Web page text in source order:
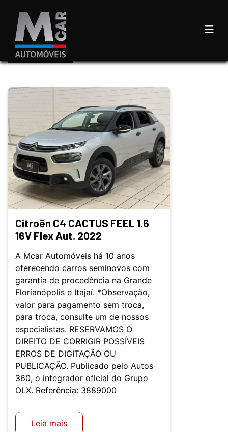
Citroën C4 CACTUS FEEL 1.6
16V Flex Aut. 2022
A Mcar Automóveis há 10 anos
oferecendo carros seminovos com
garantia de procedência na Grande
Florianópolis e Itajaí. *Observação,
valor para pagamento sem troca,
para troca, consulte um de nossos
especialistas. RESERVAMOS O
DIREITO DE CORRIGIR POSSÍVEIS
ERROS DE DIGITAÇÃO OU
PUBLICAÇÃO. Publicado pelo Autos
360, o integrador oficial do Grupo
OLX. Referência: 3889000
Leia mais